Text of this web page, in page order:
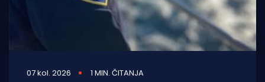
07 kol. 2026 1 MIN. ČITANJA